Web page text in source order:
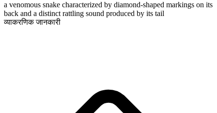
a venomous snake characterized by diamond-shaped markings on its
back and a distinct rattling sound produced by its tail
व्याकरणिक जानकारी